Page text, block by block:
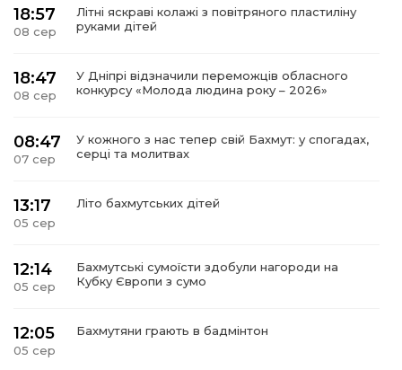
18:57
08 сер
Літні яскраві колажі з повітряного пластиліну
руками дітей
18:47
08 сер
У Дніпрі відзначили переможців обласного
конкурсу «Молода людина року – 2026»
08:47
07 сер
У кожного з нас тепер свій Бахмут: у спогадах,
серці та молитвах
13:17
05 сер
Літо бахмутських дітей
12:14
05 сер
Бахмутські сумоїсти здобули нагороди на
Кубку Європи з сумо
12:05
05 сер
Бахмутяни грають в бадмінтон